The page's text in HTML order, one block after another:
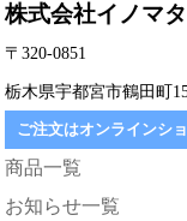
株式会社イノマタ
〒320-0851
栃木県宇都宮市鶴田町
ご注文はオンラインシ
商品一覧
お知らせ一覧